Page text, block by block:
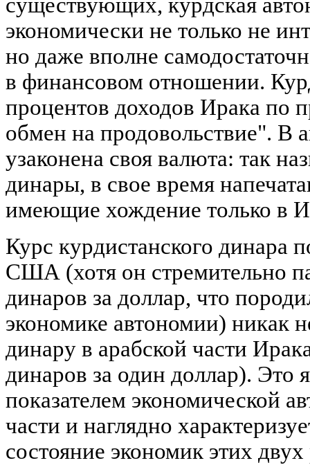
экономически не только не
но даже вполне
в финансовом отношении.
процентов доходов Ирака
обмен на продовольствие". В
узаконена своя валюта: так
динары, в свое время
имеющие хождение только в
Курс курдистанского динара
США (хотя он стремительно
динаров за доллар, что
экономике автономии) никак
динару в арабской части
динаров за один доллар). Это
показателем экономической
части и наглядно
состояние экономик этих